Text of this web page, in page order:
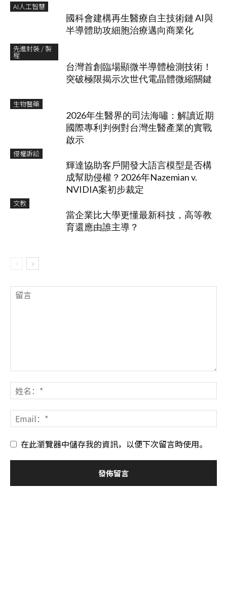
AI人工智慧
國科會建構再生醫療自主技術鏈 AI與
半導體助攻細胞治療邁向商業化
先進封裝 / 製
程
台灣首創臨場顯微半導體檢測技術！
突破極限揭示次世代電晶體微縮關鍵
生物醫藥
2026年生醫界的司法海嘯：解讀近期
國際專利判例對台灣生醫產業的實戰
啟示
侵權訴訟
輝達協助客戶開發大語言模型是否構
成幫助侵權？2026年Nazemian v.
NVIDIA案初步裁定
文教
當企業比大學更懂最新科技，高等教
育還應由誰主導？
在此瀏覽器中儲存我的資訊，以便下次留言時使用。